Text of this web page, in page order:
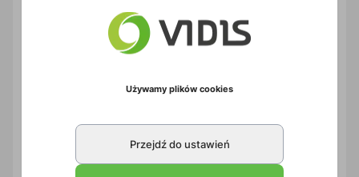
System rezerwacji sal Humly Room Display (1 szt)
Używamy plików cookies
Przejdź do ustawień